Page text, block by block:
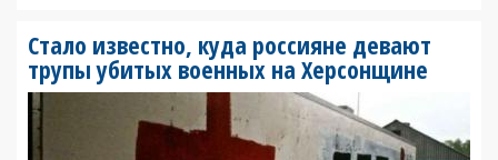
Стало известно, куда россияне девают
трупы убитых военных на Херсонщине